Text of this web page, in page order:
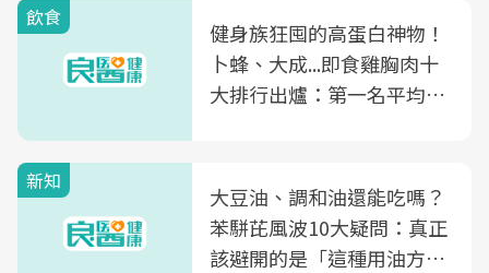
飲食
健身族狂囤的高蛋白神物！
卜蜂、大成...即食雞胸肉十
大排行出爐：第一名平均一
新知
大豆油、調和油還能吃嗎？
苯駢芘風波10大疑問：真正
該避開的是「這種用油方